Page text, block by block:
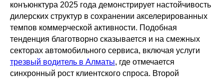
конъюнктура 2025 года демонстрирует настойчивость
дилерских структур в сохранении акселерированных
темпов коммерческой активности. Подобная
тенденция благотворно сказывается и на смежных
секторах автомобильного сервиса, включая услуги
трезвый водитель в Алматы, где отмечается
синхронный рост клиентского спроса. Второй